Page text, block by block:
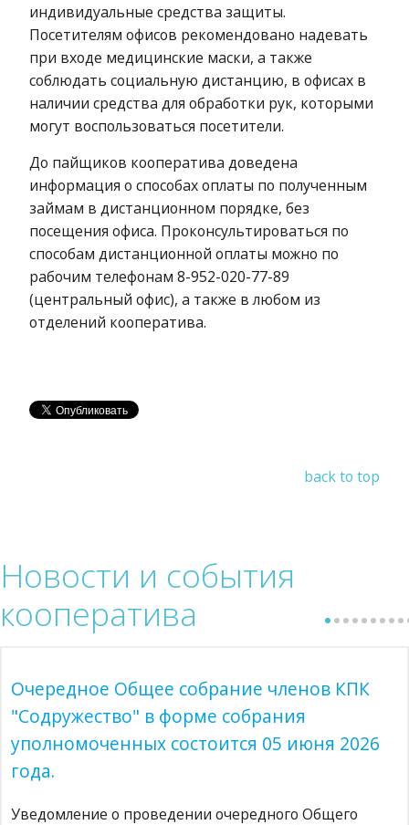
индивидуальные средства защиты.
Посетителям офисов рекомендовано надевать
при входе медицинские маски, а также
соблюдать социальную дистанцию, в офисах в
наличии средства для обработки рук, которыми
могут воспользоваться посетители.
До пайщиков кооператива доведена
информация о способах оплаты по полученным
займам в дистанционном порядке, без
посещения офиса. Проконсультироваться по
способам дистанционной оплаты можно по
рабочим телефонам 8-952-020-77-89
(центральный офис), а также в любом из
отделений кооператива.
back to top
Новости и события
кооператива
Очередное Общее собрание членов КПК
"Содружество" в форме собрания
уполномоченных состоится 05 июня 2026
года.
Уведомление о проведении очередного Общего